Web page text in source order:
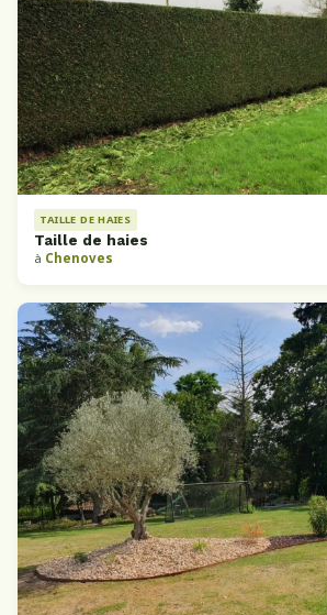
TAILLE DE HAIES
Taille de haies
à Chenoves